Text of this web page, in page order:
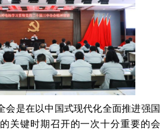
是在以中国式现代化全面推进强国
关键时期召开的一次十分重要的会